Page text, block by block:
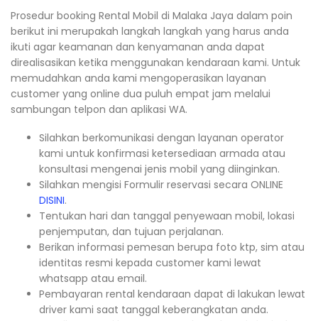
Prosedur booking Rental Mobil di Malaka Jaya dalam poin
berikut ini merupakah langkah langkah yang harus anda
ikuti agar keamanan dan kenyamanan anda dapat
direalisasikan ketika menggunakan kendaraan kami. Untuk
memudahkan anda kami mengoperasikan layanan
customer yang online dua puluh empat jam melalui
sambungan telpon dan aplikasi WA.
Silahkan berkomunikasi dengan layanan operator
kami untuk konfirmasi ketersediaan armada atau
konsultasi mengenai jenis mobil yang diinginkan.
Silahkan mengisi Formulir reservasi secara ONLINE
DISINI.
Tentukan hari dan tanggal penyewaan mobil, lokasi
penjemputan, dan tujuan perjalanan.
Berikan informasi pemesan berupa foto ktp, sim atau
identitas resmi kepada customer kami lewat
whatsapp atau email.
Pembayaran rental kendaraan dapat di lakukan lewat
driver kami saat tanggal keberangkatan anda.